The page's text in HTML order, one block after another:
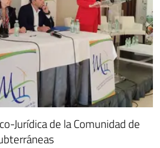
Jurídica de la Comunidad de